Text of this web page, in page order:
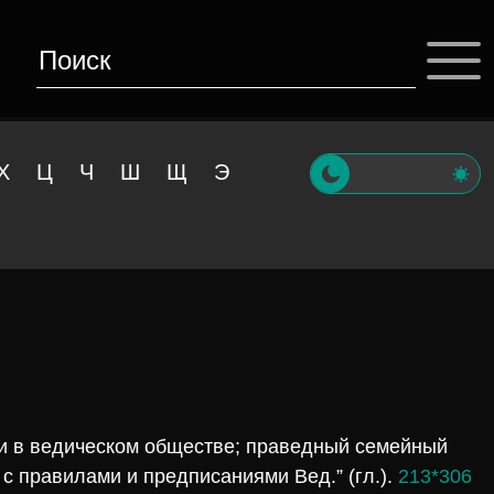
Ц Ч Ш Щ Э
в ведическом обществе; праведный семейный
правилами и предписаниями Вед.” (гл.). 213*306